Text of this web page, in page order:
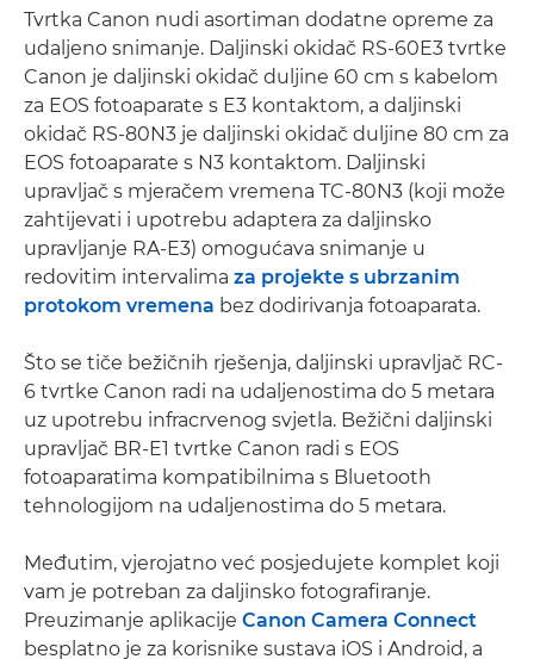
Tvrtka Canon nudi asortiman dodatne opreme za
udaljeno snimanje. Daljinski okidač RS-60E3 tvrtke
Canon je daljinski okidač duljine 60 cm s kabelom
za EOS fotoaparate s E3 kontaktom, a daljinski
okidač RS-80N3 je daljinski okidač duljine 80 cm za
EOS fotoaparate s N3 kontaktom. Daljinski
upravljač s mjeračem vremena TC-80N3 (koji može
zahtijevati i upotrebu adaptera za daljinsko
upravljanje RA-E3) omogućava snimanje u
redovitim intervalima za projekte s ubrzanim
protokom vremena bez dodirivanja fotoaparata.
Što se tiče bežičnih rješenja, daljinski upravljač RC-
6 tvrtke Canon radi na udaljenostima do 5 metara
uz upotrebu infracrvenog svjetla. Bežični daljinski
upravljač BR-E1 tvrtke Canon radi s EOS
fotoaparatima kompatibilnima s Bluetooth
tehnologijom na udaljenostima do 5 metara.
Međutim, vjerojatno već posjedujete komplet koji
vam je potreban za daljinsko fotografiranje.
Preuzimanje aplikacije Canon Camera Connect
besplatno je za korisnike sustava iOS i Android, a